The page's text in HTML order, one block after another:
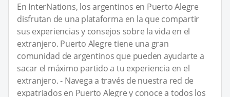
En InterNations, los argentinos en Puerto Alegre
disfrutan de una plataforma en la que compartir
sus experiencias y consejos sobre la vida en el
extranjero. Puerto Alegre tiene una gran
comunidad de argentinos que pueden ayudarte a
sacar el máximo partido a tu experiencia en el
extranjero. - Navega a través de nuestra red de
expatriados en Puerto Alegre y conoce a todos los